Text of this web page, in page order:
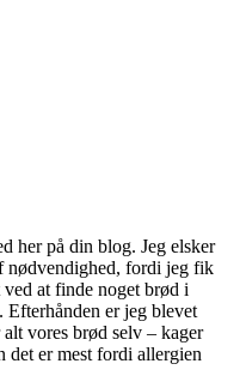
her på din blog. Jeg elsker
nødvendighed, fordi jeg fik
at finde noget brød i
Efterhånden er jeg blevet
vores brød selv – kager
det er mest fordi allergien